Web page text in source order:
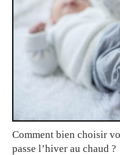
Comment bien choisir
passe l’hiver au chaud ?